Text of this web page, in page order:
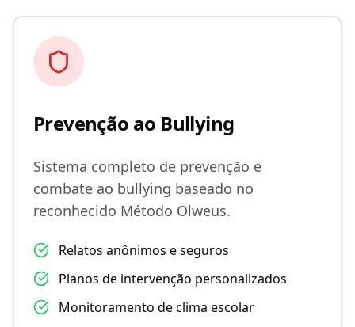
Prevenção ao Bullying
Sistema completo de prevenção e
combate ao bullying baseado no
reconhecido Método Olweus.
Relatos anônimos e seguros
Planos de intervenção personalizados
Monitoramento de clima escolar